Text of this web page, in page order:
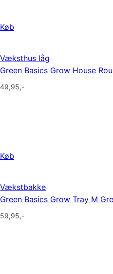
Køb
Køb
Væksthus låg
Green Basics Grow House
49,95,-
Vækstbakke
Green Basics Grow Tray M
59,95,-